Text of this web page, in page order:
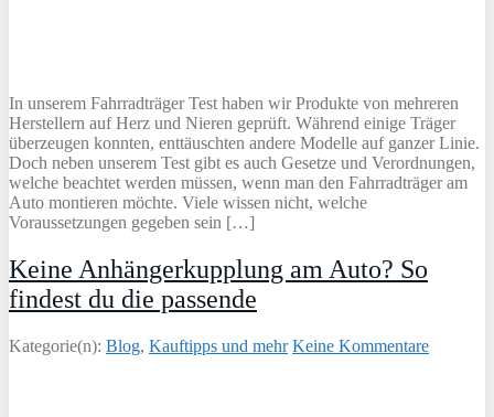
In unserem Fahrradträger Test haben wir Produkte von mehreren
Herstellern auf Herz und Nieren geprüft. Während einige Träger
überzeugen konnten, enttäuschten andere Modelle auf ganzer Linie.
Doch neben unserem Test gibt es auch Gesetze und Verordnungen,
welche beachtet werden müssen, wenn man den Fahrradträger am
Auto montieren möchte. Viele wissen nicht, welche
Voraussetzungen gegeben sein […]
Keine Anhängerkupplung am Auto? So
findest du die passende
Kategorie(n): Blog, Kauftipps und mehr Keine Kommentare